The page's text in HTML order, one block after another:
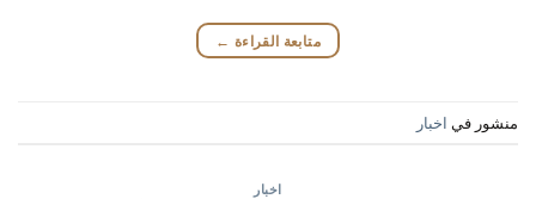
متابعة القراءة ←
منشور في اخبار
اخبار